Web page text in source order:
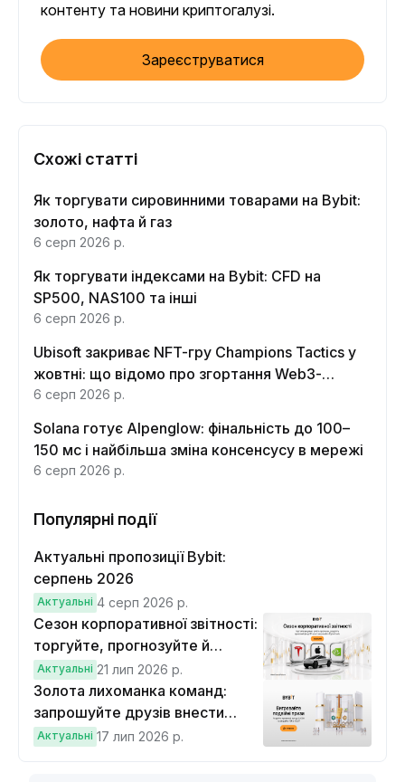
контенту та новини криптогалузі.
Зареєструватися
Схожі статті
Як торгувати сировинними товарами на Bybit:
золото, нафта й газ
6 серп 2026 р.
Як торгувати індексами на Bybit: CFD на
SP500, NAS100 та інші
6 серп 2026 р.
Ubisoft закриває NFT-гру Champions Tactics у
жовтні: що відомо про згортання Web3-
функцій
6 серп 2026 р.
Solana готує Alpenglow: фінальність до 100–
150 мс і найбільша зміна консенсусу в мережі
6 серп 2026 р.
Популярні події
Актуальні пропозиції Bybit:
серпень 2026
Актуальні 4 серп 2026 р.
Сезон корпоративної звітності:
торгуйте, прогнозуйте й
вигравайте Cybertruck
Актуальні 21 лип 2026 р.
Золота лихоманка команд:
запрошуйте друзів внести
депозит на $100 і торгувати на
Актуальні 17 лип 2026 р.